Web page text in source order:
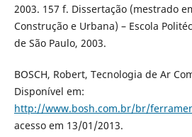
2003. 157 f. Dissertação (mestrado
Construção e Urbana) – Escola
de São Paulo, 2003.
BOSCH, Robert, Tecnologia de Ar
Disponível em:
http://www.bosh.com.br/br/
acesso em 13/01/2013.